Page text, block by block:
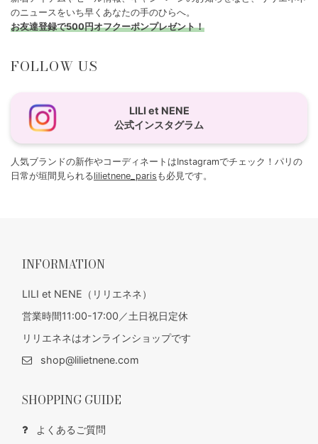
のニュースをいち早くあなたの手のひらへ。
お友達登録で500円オフクーポンプレゼント！
FOLLOW US
LILI et NENE
公式インスタグラム
人気ブランドの新作やコーディネートはInstagramでチェック！パリの
日常が垣間見られるlilietnene_paris も必見です。
INFORMATION
LILI et NENE（リリエネネ）
営業時間11:00-17:00／土日祝日定休
リリエネネはオンラインショップです
shop@lilietnene.com
SHOPPING GUIDE
よくあるご質問